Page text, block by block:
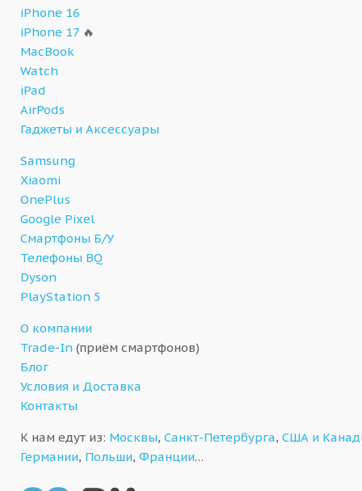
iPhone 16
iPhone 17 🔥
MacBook
Watch
iPad
AirPods
Гаджеты и Аксессуары
Samsung
Xiaomi
OnePlus
Google Pixel
Смартфоны Б/У
Телефоны BQ
Dyson
PlayStation 5
О компании
Trade-In (приём смартфонов)
Блог
Условия и Доставка
Контакты
К нам едут из: Москвы, Санкт-Петербурга, США и
Германии, Польши, Франции…